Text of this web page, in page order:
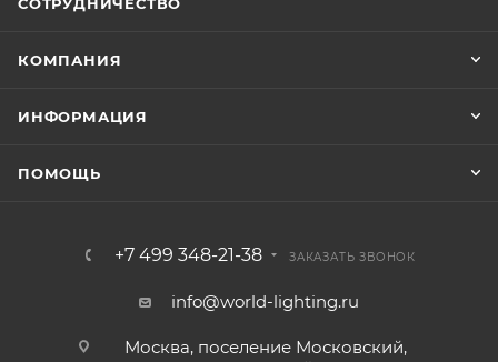
КОМПАНИЯ
ИНФОРМАЦИЯ
ПОМОЩЬ
+7 499 348-21-38 ЗАКАЗАТЬ ЗВОНОК
info@world-lighting.ru
Москва, поселение Московский,